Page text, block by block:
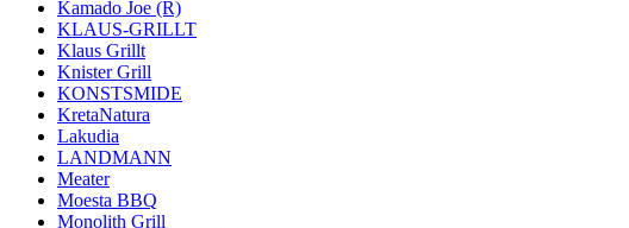
Kamado Joe (R)
KLAUS-GRILLT
Klaus Grillt
Knister Grill
KONSTSMIDE
KretaNatura
Lakudia
LANDMANN
Meater
Moesta BBQ
Monolith Grill